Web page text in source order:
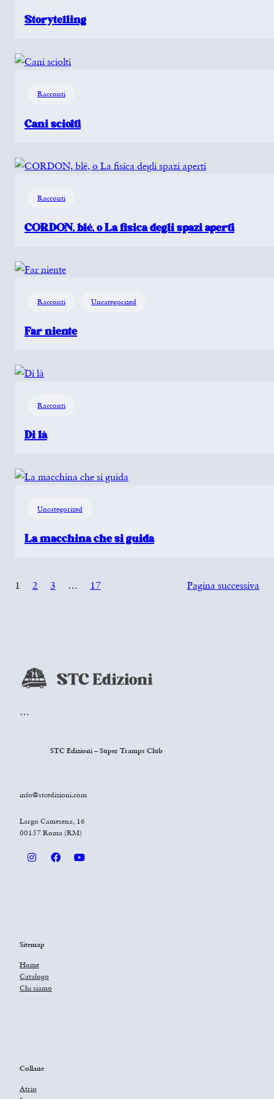
Storytelling
Racconti
Cani sciolti
Racconti
CORDON, blé, o La fisica degli spazi aperti
Racconti Uncategorized
Far niente
Racconti
Di là
Uncategorized
La macchina che si guida
1 2 3 … 17 Pagina successiva
…
STC Edizioni – Super Tramps Club
info@stcedizioni.com
Largo Camesena, 16
00157 Roma (RM)
Sitemap
Home
Catalogo
Chi siamo
Collane
Atrio